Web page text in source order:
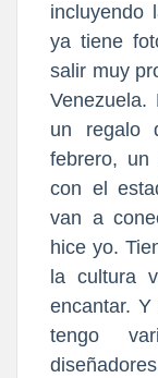
incluyendo
ya tiene
salir muy
un regalo
febrero, un
con el
van a
hice yo.
la cultura
encantar.
tengo